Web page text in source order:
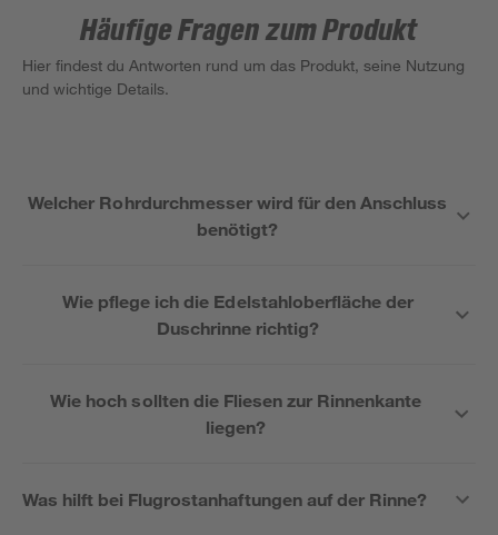
Häufige Fragen zum Produkt
Hier findest du Antworten rund um das Produkt, seine Nutzung
und wichtige Details.
Welcher Rohrdurchmesser wird für den Anschluss
benötigt?
Wie pflege ich die Edelstahloberfläche der
Duschrinne richtig?
Wie hoch sollten die Fliesen zur Rinnenkante
liegen?
Was hilft bei Flugrostanhaftungen auf der Rinne?